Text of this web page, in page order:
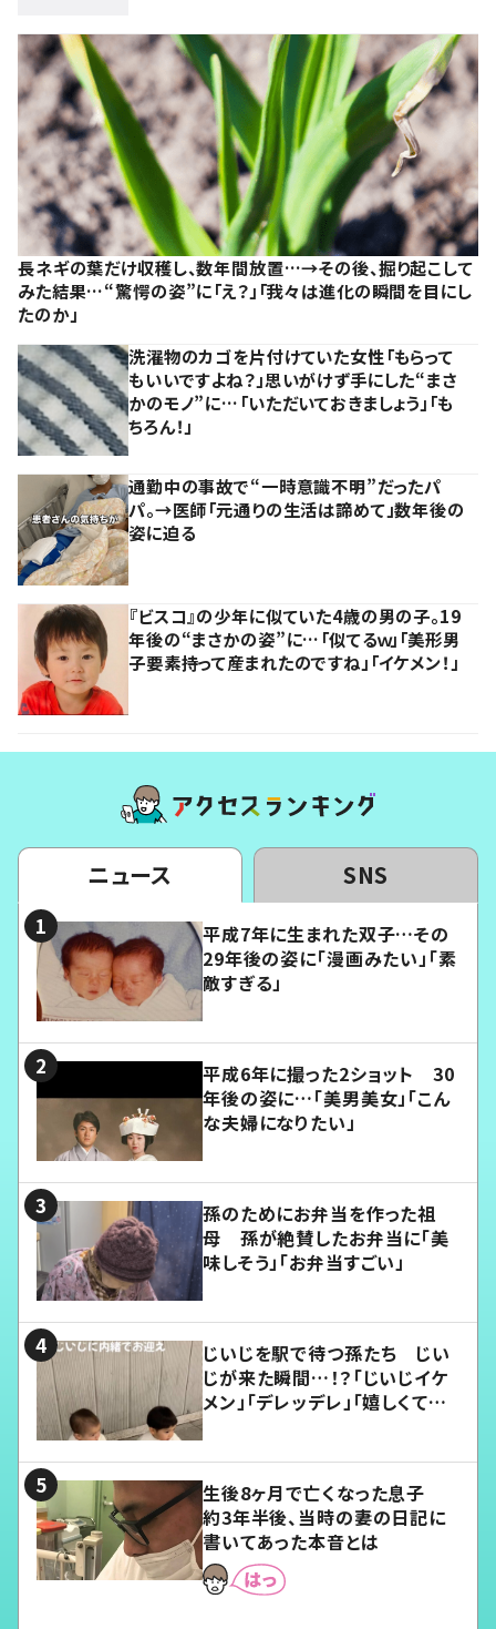
長ネギの葉だけ収穫し、数年間放置…→その後、掘り起こして
みた結果…“驚愕の姿”に「え？」「我々は進化の瞬間を目にし
たのか」
洗濯物のカゴを片付けていた女性「もらって
もいいですよね？」思いがけず手にした“まさ
かのモノ”に…「いただいておきましょう」「も
ちろん！」
通勤中の事故で“一時意識不明”だったパ
パ。→医師「元通りの生活は諦めて」数年後の
姿に迫る
『ビスコ』の少年に似ていた4歳の男の子。19
年後の“まさかの姿”に…「似てるｗ」「美形男
子要素持って産まれたのですね」「イケメン！」
ニュース SNS
平成7年に生まれた双子…その
29年後の姿に「漫画みたい」「素
敵すぎる」
平成6年に撮った2ショット 30
年後の姿に…「美男美女」「こん
な夫婦になりたい」
孫のためにお弁当を作った祖
母 孫が絶賛したお弁当に「美
味しそう」「お弁当すごい」
じいじを駅で待つ孫たち じい
じが来た瞬間…！？「じいじイケ
メン」「デレッデレ」「嬉しくて可
生後8ヶ月で亡くなった息子
約3年半後、当時の妻の日記に
書いてあった本音とは